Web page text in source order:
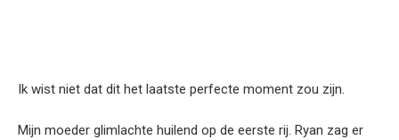
Ik wist niet dat dit het laatste perfecte moment zou zijn.
Mijn moeder glimlachte huilend op de eerste rij. Ryan zag er